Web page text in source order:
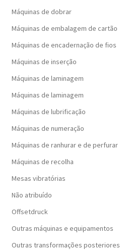
Máquinas de dobrar
Máquinas de embalagem de cartão
Máquinas de encadernação de fios
Máquinas de inserção
Máquinas de laminagem
Máquinas de laminagem
Máquinas de lubrificação
Máquinas de numeração
Máquinas de ranhurar e de perfurar
Máquinas de recolha
Mesas vibratórias
Não atribuído
Offsetdruck
Outras máquinas e equipamentos
Outras transformações posteriores